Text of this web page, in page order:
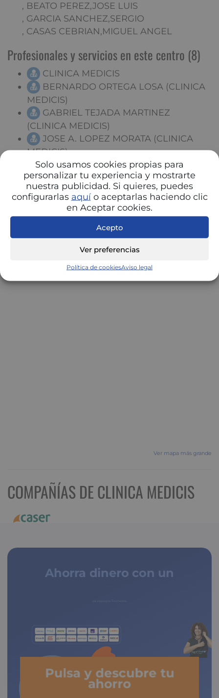
Solo usamos cookies propias para
personalizar tu experiencia y mostrarte
nuestra publicidad. Si quieres, puedes
configurarlas aquío aceptarlas haciendo clic
en Aceptar cookies.
Acepto
Ver preferencias
Política de cookiesAviso legal
, BEATO PEREZ,JOSE LUIS
, GARCIA SANCHEZ,SERGIO
, CASAS CEBRIAN,MIGUEL ANGEL
Profesionales y servicios en este centro (8)
CLINICA MEDICIS
BERNARDO ORTEGA LOSA (CLINICA
MEDICIS)
GABRIEL TEJADA MARTINEZ
(CLINICA MEDICIS)
JOSE A. LOPEZ MORATA (CLINICA
MEDICIS)
WESSMARK CALDERON FLORES
(CLINICA MEDICIS)
JOSE LUIS BEATO PEREZ (CLINICA
MEDICIS)
SERGIO GARCIA SANCHEZ (CLINICA
(CLINICA MEDICIS)
Ver mapa más grande
COMPAÑÍAS DE CLINICA MEDICIS
Ahorra dinero con un
Pulsa y descubre tu
ahorro